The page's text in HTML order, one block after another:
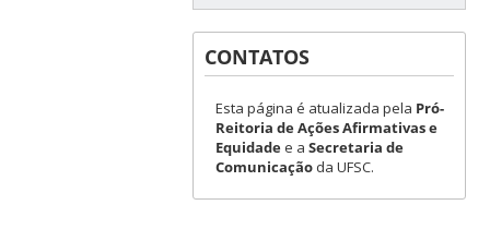
CONTATOS
Esta página é atualizada pela Pró-
Reitoria de Ações Afirmativas e
Equidadee a Secretaria de
Comunicaçãoda UFSC.